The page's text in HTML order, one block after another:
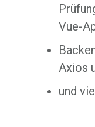
Vue-
Axios
und